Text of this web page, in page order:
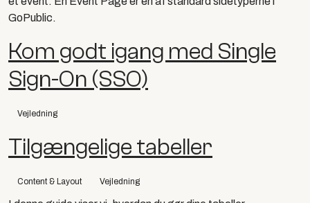
GoPublic.
Kom godt igang med Single
Sign-On (SSO)
Vejledning
Tilgængelige tabeller
Content & Layout Vejledning